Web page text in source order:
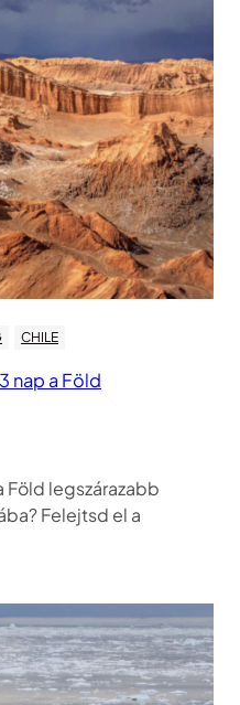
CHILE
nap a Föld
Föld legszárazabb
Felejtsd el a